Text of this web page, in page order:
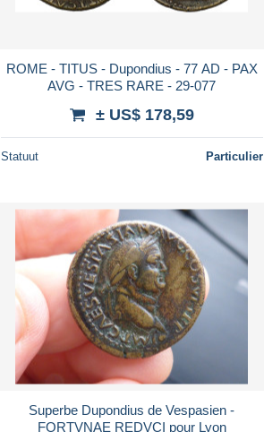
ROME - TITUS - Dupondius - 77 AD - PAX
AVG - TRES RARE - 29-077
± US$ 178,59
Statuut Particulier
Superbe Dupondius de Vespasien -
FORTVNAE REDVCI pour Lyon